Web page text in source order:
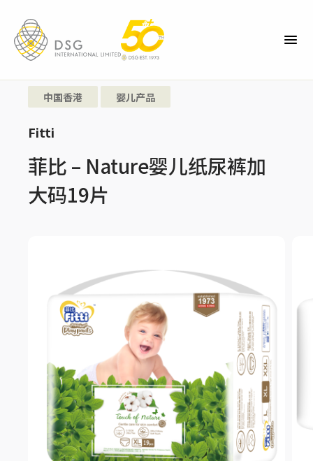
中国香港 婴儿产品
Fitti
菲比 – Nature婴儿纸尿裤加
大码19片
02